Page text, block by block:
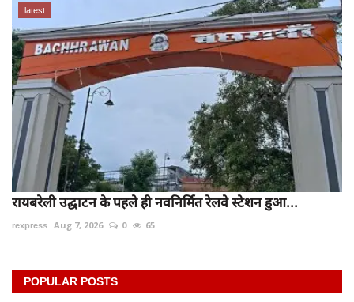
latest
रायबरेली उद्घाटन के पहले ही नवनिर्मित रेलवे स्टेशन हुआ...
rexpress Aug 7, 2026 0 65
POPULAR POSTS